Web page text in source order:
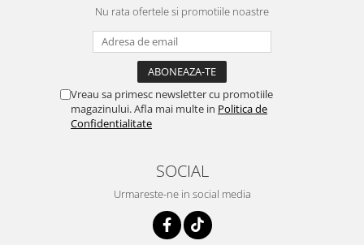
Nu rata ofertele si promotiile noastre
Vreau sa primesc newsletter cu promotiile
magazinului. Afla mai multe in Politica de
Confidentialitate
SOCIAL
Urmareste-ne in social media